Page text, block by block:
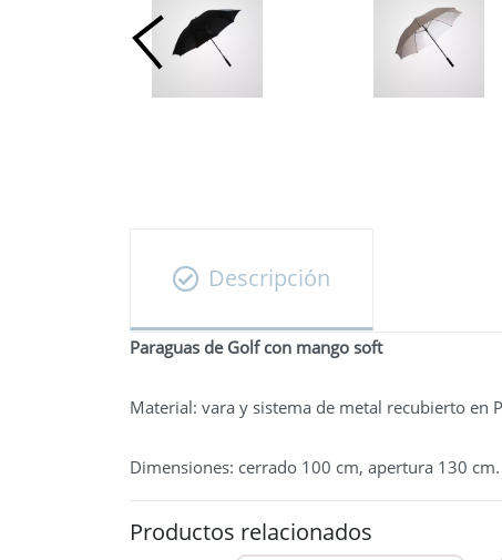
Descripción
Paraguas de Golf con mango soft
Material: vara y sistema de metal recubierto en
Dimensiones: cerrado 100 cm, apertura 130 cm.
Productos relacionados